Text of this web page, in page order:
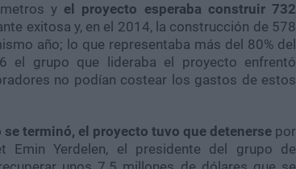
y el proyecto esperaba construir 732
exitosa y, en el 2014, la construcción de 578
año; lo que representaba más del 80% del
el grupo que lideraba el proyecto enfrentó
no podían costear los gastos de estos
terminó, el proyecto tuvo que detenerse por
Yerdelen, el presidente del grupo de